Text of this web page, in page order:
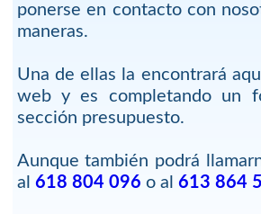
ponerse en contacto con
maneras.
Una de ellas la encontrará
web y es completando un
sección presupuesto.
Aunque también podrá
al 618 804 096 o al 613 864